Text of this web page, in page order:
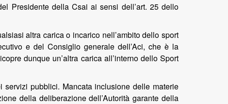
Presidente della Csai ai sensi dell’art. 25 dello
altra carica o incarico nell’ambito dello sport
e del Consiglio generale dell’Aci, che è la
dunque un’altra carica all’interno dello Sport
pubblici. Mancata inclusione delle materie
della deliberazione dell’Autorità garante della